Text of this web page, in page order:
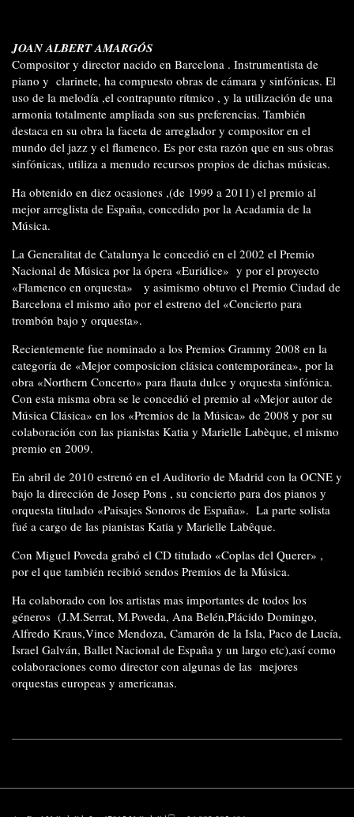
JOAN ALBERT AMARGÓS
Compositor y director nacido en Barcelona . Instrumentista de
piano y clarinete, ha compuesto obras de cámara y sinfónicas. El
uso de la melodía ,el contrapunto rítmico , y la utilización de una
armonia totalmente ampliada son sus preferencias. También
destaca en su obra la faceta de arreglador y compositor en el
mundo del jazz y el flamenco. Es por esta razón que en sus obras
sinfónicas, utiliza a menudo recursos propios de dichas músicas.
Ha obtenido en diez ocasiones ,(de 1999 a 2011) el premio al
mejor arreglista de España, concedido por la Acadamia de la
Música.
La Generalitat de Catalunya le concedió en el 2002 el Premio
Nacional de Música por la ópera «Euridice» y por el proyecto
«Flamenco en orquesta» y asimismo obtuvo el Premio Ciudad de
Barcelona el mismo año por el estreno del «Concierto para
trombón bajo y orquesta».
Recientemente fue nominado a los Premios Grammy 2008 en la
categoría de «Mejor composicion clásica contemporánea», por la
obra «Northern Concerto» para flauta dulce y orquesta sinfónica.
Con esta misma obra se le concedió el premio al «Mejor autor de
Música Clásica» en los «Premios de la Música» de 2008 y por su
colaboración con las pianistas Katia y Marielle Labèque, el mismo
premio en 2009.
En abril de 2010 estrenó en el Auditorio de Madrid con la OCNE y
bajo la dirección de Josep Pons , su concierto para dos pianos y
orquesta titulado «Paisajes Sonoros de España». La parte solista
fué a cargo de las pianistas Katia y Marielle Labêque.
Con Miguel Poveda grabó el CD titulado «Coplas del Querer» ,
por el que también recibió sendos Premios de la Música.
Ha colaborado con los artistas mas importantes de todos los
géneros (J.M.Serrat, M.Poveda, Ana Belén,Plácido Domingo,
Alfredo Kraus,Vince Mendoza, Camarón de la Isla, Paco de Lucía,
Israel Galván, Ballet Nacional de España y un largo etc),así como
colaboraciones como director con algunas de las mejores
orquestas europeas y americanas.